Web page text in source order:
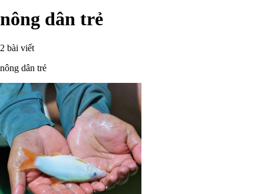
nông dân trẻ
2 bài viết
nông dân trẻ